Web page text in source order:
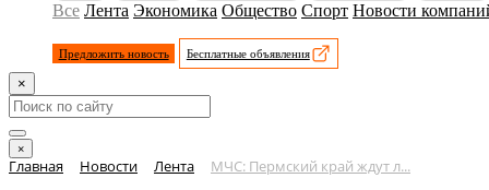
Все Лента Экономика Общество Спорт Новости
Предложить новость Бесплатные объявления
×
×
Главная Новости Лента МЧС: Пермский край ждут л...